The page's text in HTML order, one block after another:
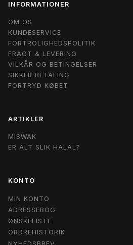
INFORMATIONER
OM OS
KUNDESERVICE
FORTROLIGHEDSPOLITIK
FRAGT & LEVERING
VILKÅR OG BETINGELSER
SIKKER BETALING
FORTRYD KØBET
ARTIKLER
MISWAK
ER ALT SLIK HALAL?
KONTO
MIN KONTO
ADRESSEBOG
ØNSKELISTE
ORDREHISTORIK